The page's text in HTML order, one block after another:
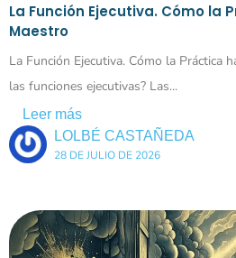
La Función Ejecutiva. Cómo la
Maestro
La Función Ejecutiva. Cómo la Práctica
las funciones ejecutivas? Las...
Leer más
LOLBÉ CASTAÑEDA
28 DE JULIO DE 2026